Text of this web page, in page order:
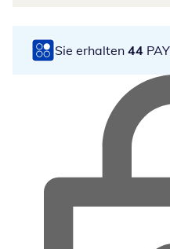
Sie erhalten 44